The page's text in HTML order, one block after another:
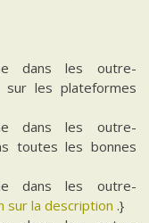
dans les outre-
sur les plateformes
dans les outre-
toutes les bonnes
dans les outre-
sur la description .}